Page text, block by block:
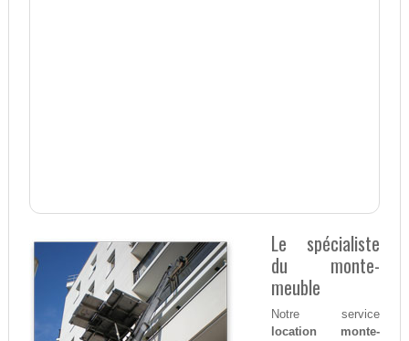
Le spécialiste
du monte-
meuble
Notre service
location monte-